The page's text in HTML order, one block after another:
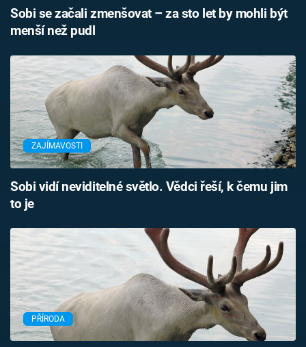
Sobi se začali zmenšovat – za sto let by mohli být
menší než pudl
ZAJÍMAVOSTI
Sobi vidí neviditelné světlo. Vědci řeší, k čemu jim
to je
PŘÍRODA